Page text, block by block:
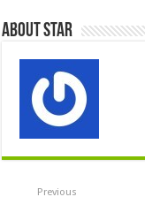
About star
Previous